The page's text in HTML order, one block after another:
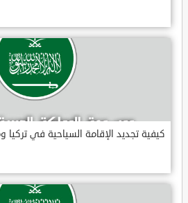
كيفية تجديد الإقامة السياحية في